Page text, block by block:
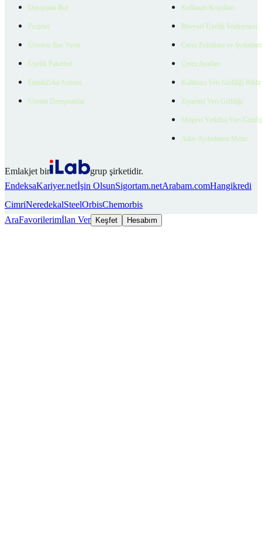
Danışman Bul
Projeler
Ücretsiz İlan Verin
Üyelik Paketleri
EmlakZeka Asistan
Uzman Danışmanlar
Kullanım Koşulları
Bireysel Üyelik Sözleşmesi
Çerez Politikası ve
Çerez Ayarları
Kullanıcı Veri Gizliliği
Ziyaretçi Veri Gizliliği
Müşteri Yetkilisi Veri
Aday Aydınlatma Metni
Emlakjet bir
grup şirketidir.
EndeksaKariyer.netİşin OlsunSigortam.netArabam.comHangikredi
CimriNeredekalSteelOrbisChemorbis
AraFavorilerimİlan Ver Keşfet Hesabım